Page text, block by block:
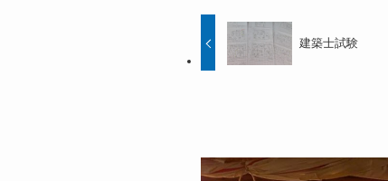
建築士試験